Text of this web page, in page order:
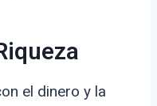
el dinero y la